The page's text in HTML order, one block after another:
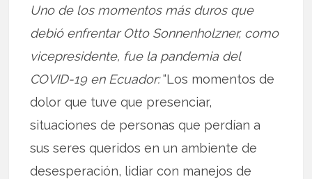
Uno de los momentos más duros que
debió enfrentar Otto Sonnenholzner, como
vicepresidente, fue la pandemia del
COVID-19 en Ecuador:“Los momentos de
dolor que tuve que presenciar,
situaciones de personas que perdían a
sus seres queridos en un ambiente de
desesperación, lidiar con manejos de